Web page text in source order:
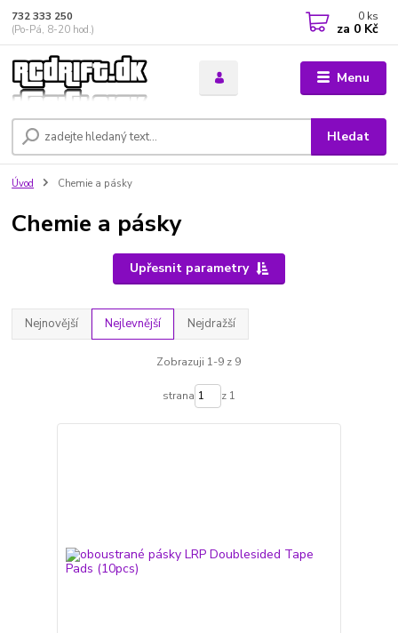
Menu
Hledat
732 333 250
(Po-Pá, 8-20 hod.)
0 ks
za 0 Kč
Úvod Chemie a pásky
Chemie a pásky
Upřesnit parametry
Nejnovější Nejlevnější Nejdražší
Zobrazuji 1-9 z 9
strana z 1